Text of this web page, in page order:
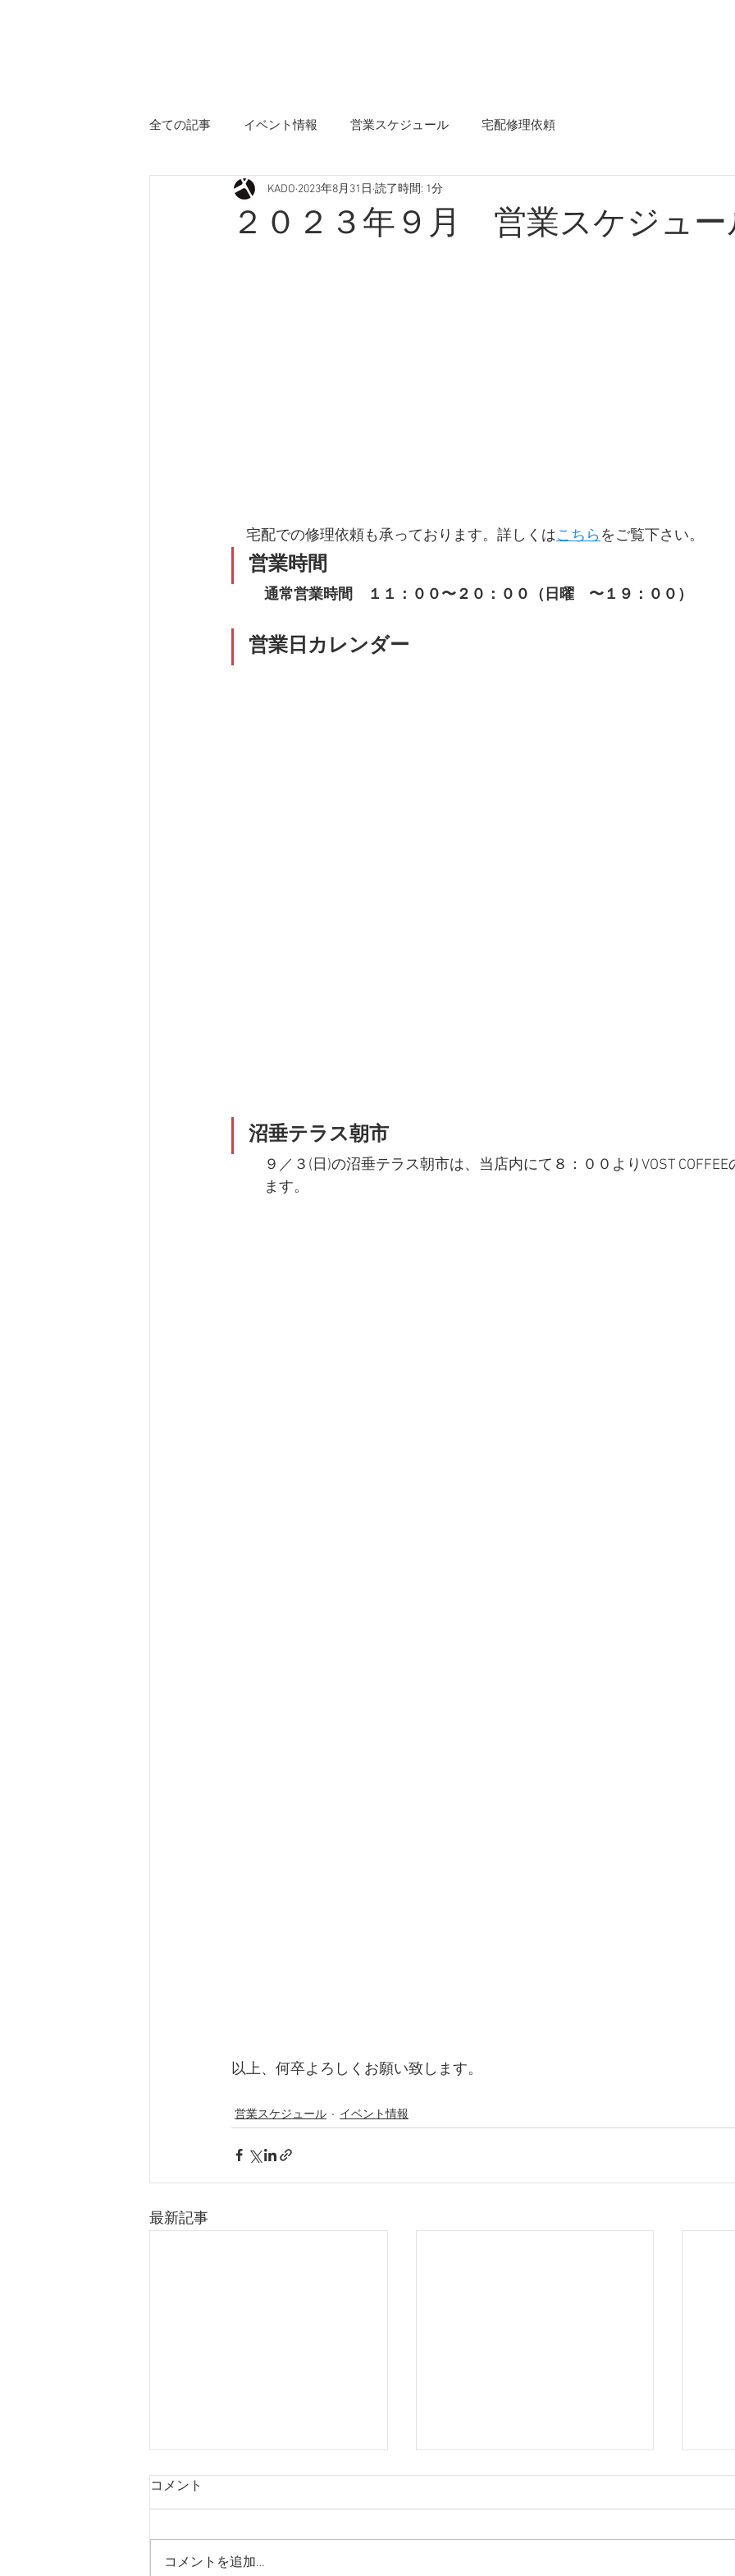
全ての記事 イベント情報 営業スケジュール 宅配修理依頼
２０２３年９月 営業スケジュー
KADO 2023年8月31日 読了時間: 1分
​　宅配での修理依頼も承っております。詳しくはこちら をご覧下さい。
営業時間
通常営業時間　１１：００〜２０：００（日曜　〜１９：００）
営業日カレンダー
沼垂テラス朝市
９／３(日)の沼垂テラス朝市は、当店内にて８：００よりVOST
ます。
以上、何卒よろしくお願い致します。
営業スケジュール イベント情報
最新記事
コメント
コメントを追加…